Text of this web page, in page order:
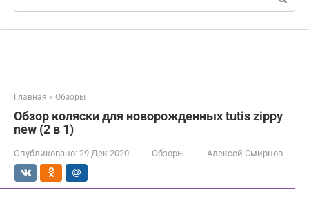
Главная » Обзоры
Обзор коляски для новорожденных tutis zippy
new (2 в 1)
Опубликовано: 29 Дек 2020 Обзоры Алексей Смирнов